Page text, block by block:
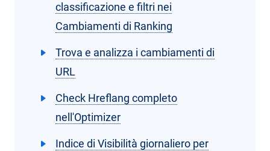
classificazione e filtri nei
Cambiamenti di Ranking
Trova e analizza i cambiamenti di
URL
Check Hreflang completo
nell'Optimizer
Indice di Visibilità giornaliero per